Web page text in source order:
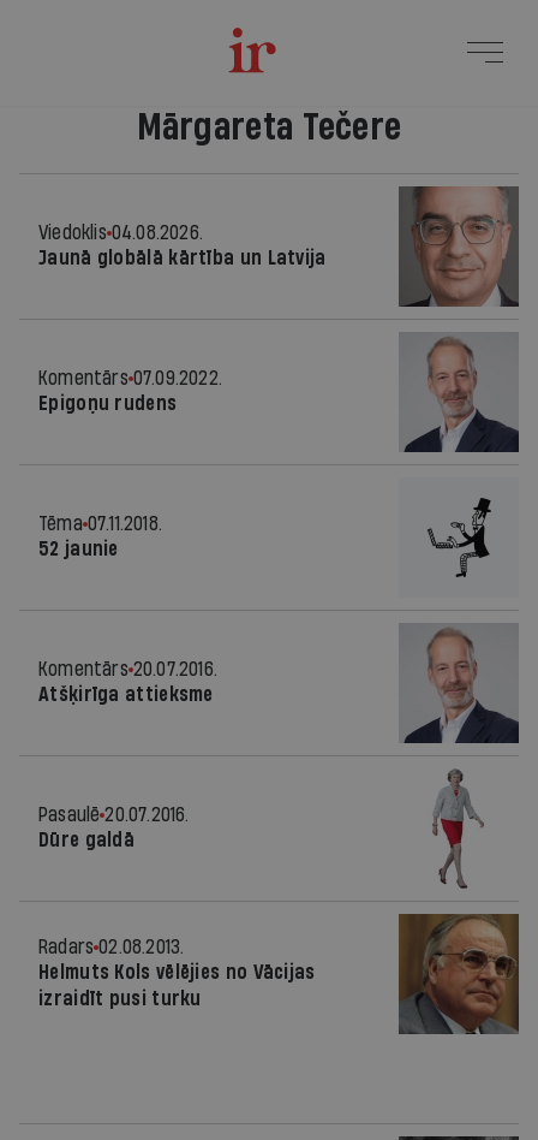
Mārgareta Tečere
Viedoklis 04.08.2026.
Jaunā globālā kārtība un Latvija
Komentārs 07.09.2022.
Epigoņu rudens
Tēma 07.11.2018.
52 jaunie
Komentārs 20.07.2016.
Atšķirīga attieksme
Pasaulē 20.07.2016.
Dūre galdā
Radars 02.08.2013.
Helmuts Kols vēlējies no Vācijas
izraidīt pusi turku